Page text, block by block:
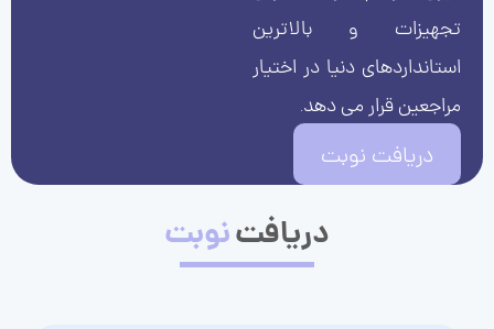
تجهیزات و بالاترین
استانداردهای دنیا در اختیار
مراجعین قرار می دهد.
دریافت نوبت
دریافتنوبت